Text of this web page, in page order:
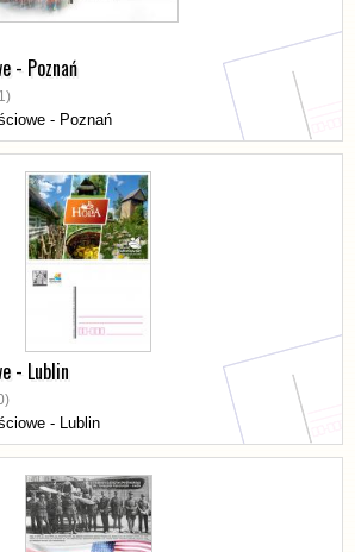
- Poznań
- Poznań
- Lublin
- Lublin